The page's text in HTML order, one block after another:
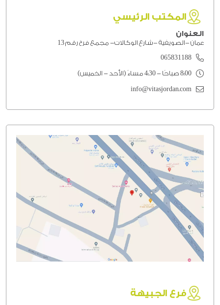
المكتب الرئيسي
العنوان
عمان -الصويفية -شارع الوكالات- مجمع فرح رقم 13
065831188
8:00 صباحًا - 4:30 مساءً (الأحد - الخميس)
info@vitasjordan.com
فرع الجبيهة